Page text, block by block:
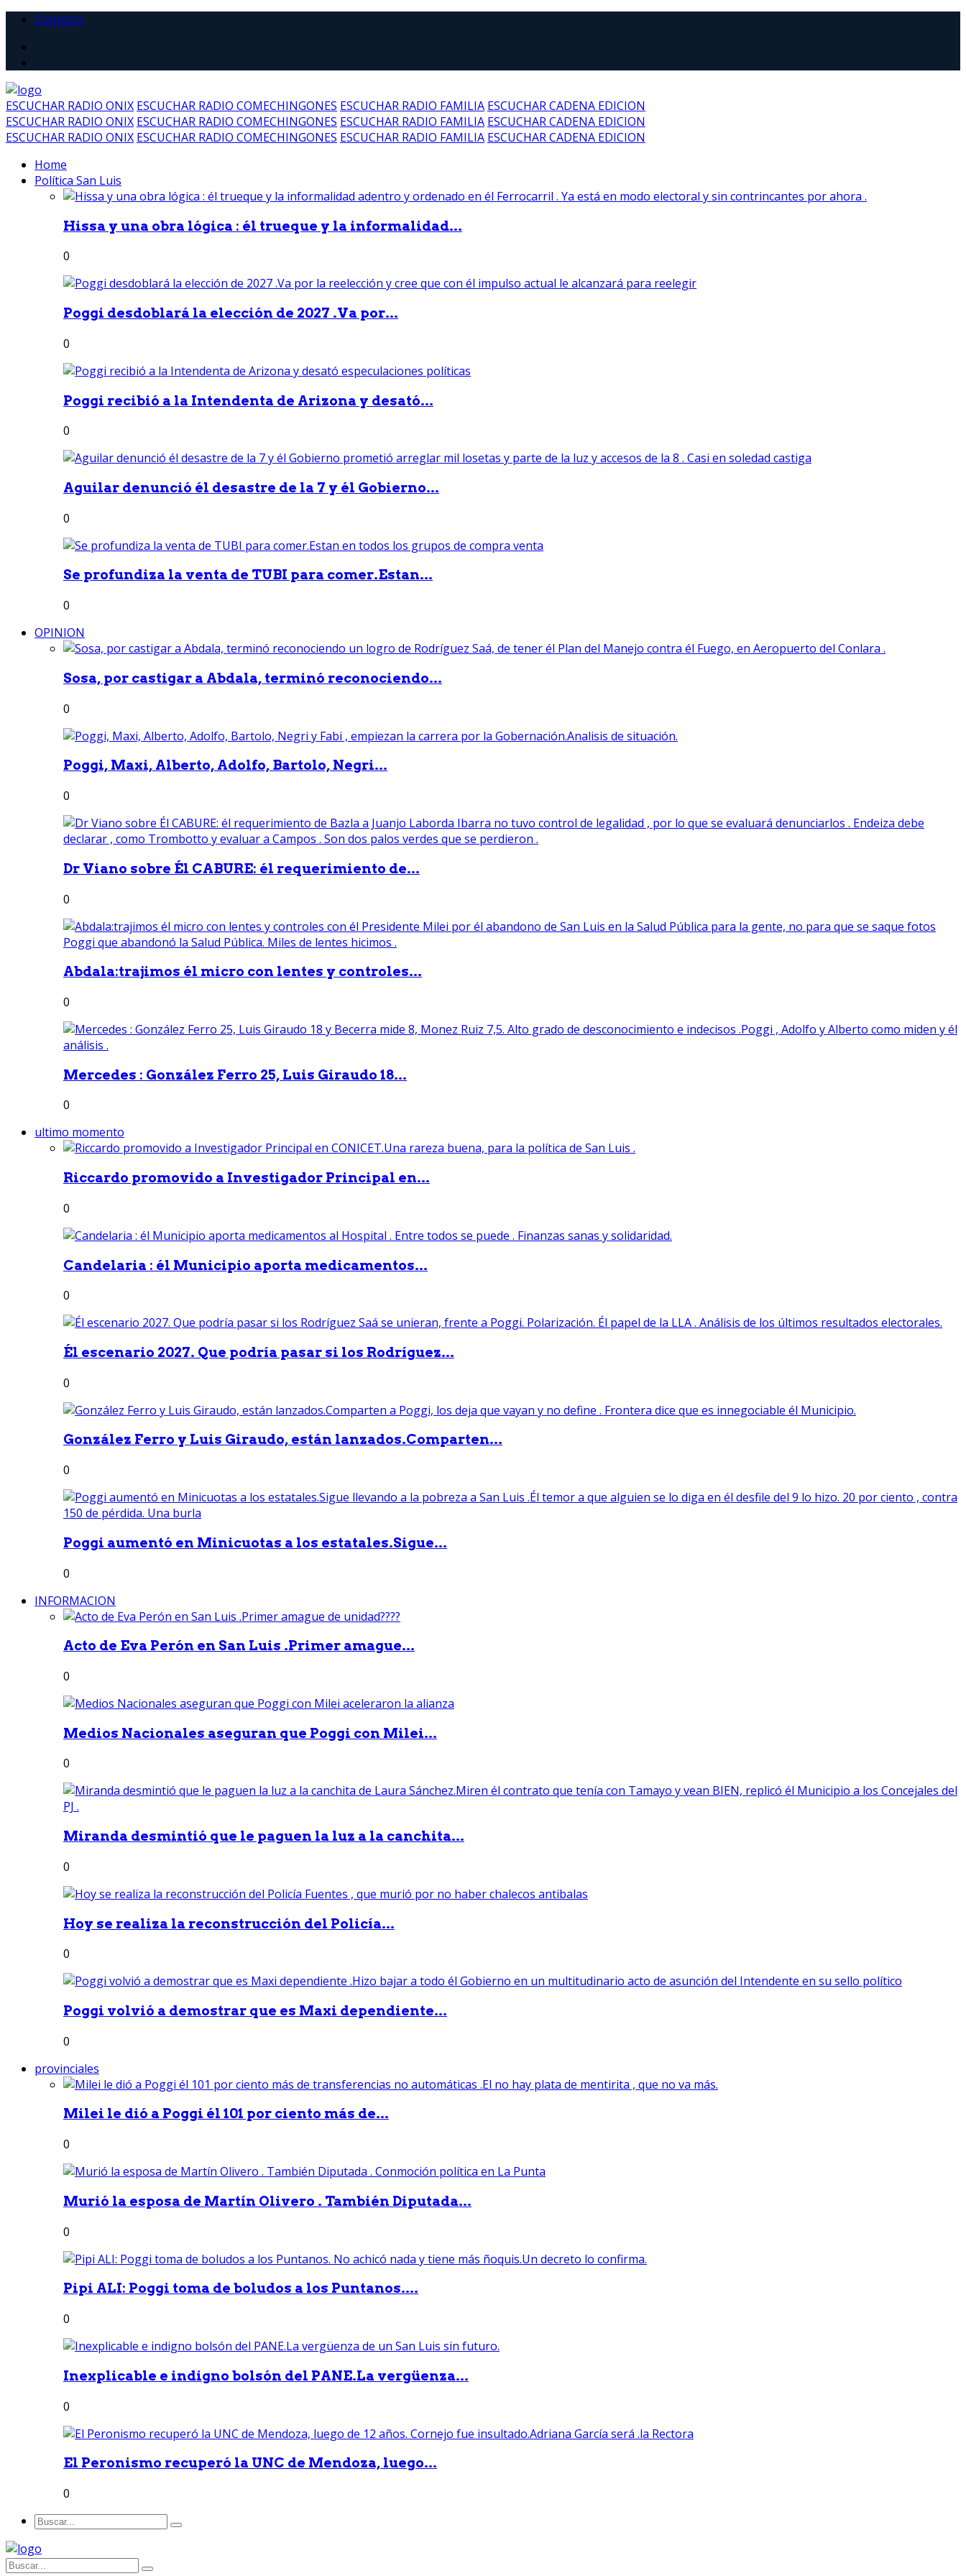
Contacto
ESCUCHAR RADIO ONIX ESCUCHAR RADIO COMECHINGONES ESCUCHAR RADIO FAMILIA ESCUCHAR CADENA EDICION
ESCUCHAR RADIO ONIX ESCUCHAR RADIO COMECHINGONES ESCUCHAR RADIO FAMILIA ESCUCHAR CADENA EDICION
ESCUCHAR RADIO ONIX ESCUCHAR RADIO COMECHINGONES ESCUCHAR RADIO FAMILIA ESCUCHAR CADENA EDICION
Home
Política San Luis
Hissa y una obra lógica : él trueque y la informalidad...
0
Poggi desdoblará la elección de 2027 .Va por...
0
Poggi recibió a la Intendenta de Arizona y desató...
0
Aguilar denunció él desastre de la 7 y él Gobierno...
0
Se profundiza la venta de TUBI para comer.Estan...
0
OPINION
Sosa, por castigar a Abdala, terminó reconociendo...
0
Poggi, Maxi, Alberto, Adolfo, Bartolo, Negri...
0
Dr Viano sobre Él CABURE: él requerimiento de...
0
Abdala:trajimos él micro con lentes y controles...
0
Mercedes : González Ferro 25, Luis Giraudo 18...
0
ultimo momento
Riccardo promovido a Investigador Principal en...
0
Candelaria : él Municipio aporta medicamentos...
0
Él escenario 2027. Que podría pasar si los Rodríguez...
0
González Ferro y Luis Giraudo, están lanzados.Comparten...
0
Poggi aumentó en Minicuotas a los estatales.Sigue...
0
INFORMACION
Acto de Eva Perón en San Luis .Primer amague...
0
Medios Nacionales aseguran que Poggi con Milei...
0
Miranda desmintió que le paguen la luz a la canchita...
0
Hoy se realiza la reconstrucción del Policía...
0
Poggi volvió a demostrar que es Maxi dependiente...
0
provinciales
Milei le dió a Poggi él 101 por ciento más de...
0
Murió la esposa de Martín Olivero . También Diputada...
0
Pipi ALI: Poggi toma de boludos a los Puntanos....
0
Inexplicable e indigno bolsón del PANE.La vergüenza...
0
El Peronismo recuperó la UNC de Mendoza, luego...
0